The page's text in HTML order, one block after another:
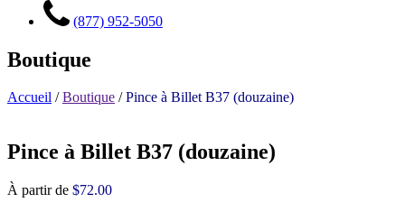
(877) 952-5050
Boutique
Accueil /Boutique /Pince à Billet B37 (douzaine)
Pince à Billet B37 (douzaine)
À partir de $72.00